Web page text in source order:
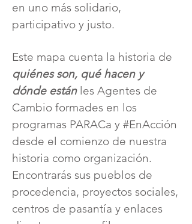
en uno más solidario,
participativo y justo.
Este mapa cuenta la historia de
quiénes son, qué hacen y
dónde estánles Agentes de
Cambio formades en los
programas PARACa y #EnAcción
desde el comienzo de nuestra
historia como organización.
Encontrarás sus pueblos de
procedencia, proyectos sociales,
centros de pasantía y enlaces